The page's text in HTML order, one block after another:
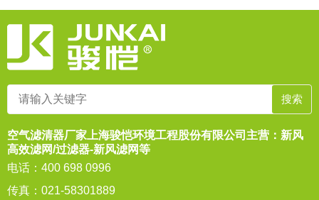
空气滤清器厂家上海骏恺环境工程股份有限公司主营：新风
高效滤网/过滤器-新风滤网等
电话：400 698 0996
传真：021-58301889